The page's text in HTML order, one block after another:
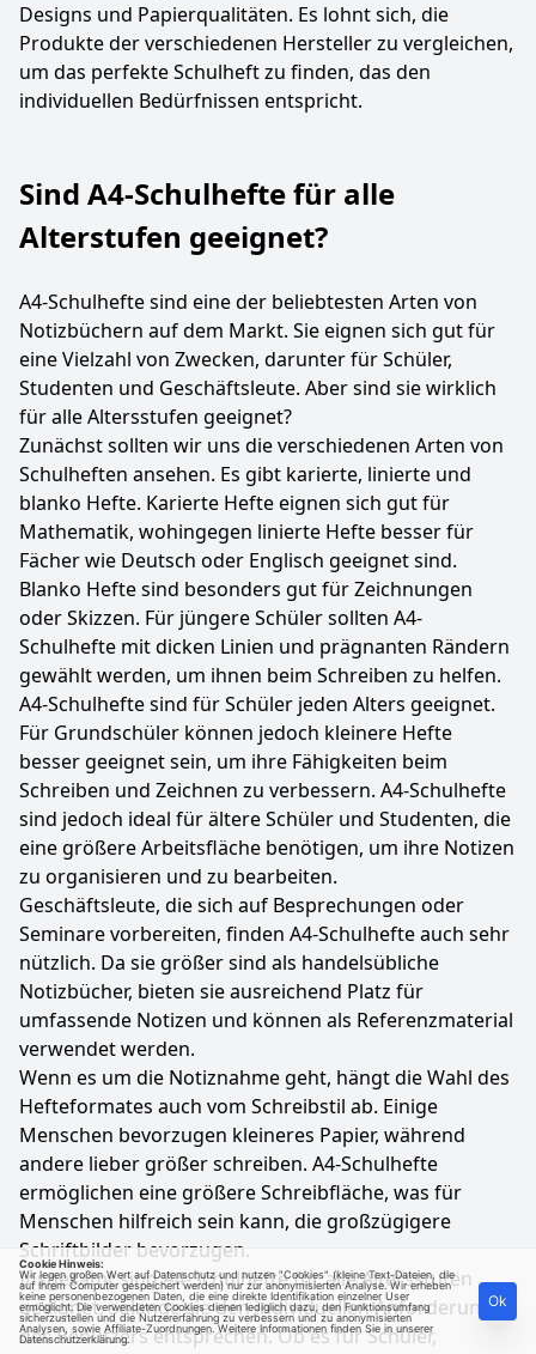
Designs und Papierqualitäten. Es lohnt sich, die
Produkte der verschiedenen Hersteller zu vergleichen,
um das perfekte Schulheft zu finden, das den
individuellen Bedürfnissen entspricht.
Sind A4-Schulhefte für alle
Alterstufen geeignet?
A4-Schulhefte sind eine der beliebtesten Arten von
Notizbüchern auf dem Markt. Sie eignen sich gut für
eine Vielzahl von Zwecken, darunter für Schüler,
Studenten und Geschäftsleute. Aber sind sie wirklich
für alle Altersstufen geeignet?
Zunächst sollten wir uns die verschiedenen Arten von
Schulheften ansehen. Es gibt karierte, linierte und
blanko Hefte. Karierte Hefte eignen sich gut für
Mathematik, wohingegen linierte Hefte besser für
Fächer wie Deutsch oder Englisch geeignet sind.
Blanko Hefte sind besonders gut für Zeichnungen
oder Skizzen. Für jüngere Schüler sollten A4-
Schulhefte mit dicken Linien und prägnanten Rändern
gewählt werden, um ihnen beim Schreiben zu helfen.
A4-Schulhefte sind für Schüler jeden Alters geeignet.
Für Grundschüler können jedoch kleinere Hefte
besser geeignet sein, um ihre Fähigkeiten beim
Schreiben und Zeichnen zu verbessern. A4-Schulhefte
sind jedoch ideal für ältere Schüler und Studenten, die
eine größere Arbeitsfläche benötigen, um ihre Notizen
zu organisieren und zu bearbeiten.
Geschäftsleute, die sich auf Besprechungen oder
Seminare vorbereiten, finden A4-Schulhefte auch sehr
nützlich. Da sie größer sind als handelsübliche
Notizbücher, bieten sie ausreichend Platz für
umfassende Notizen und können als Referenzmaterial
verwendet werden.
Wenn es um die Notiznahme geht, hängt die Wahl des
Hefteformates auch vom Schreibstil ab. Einige
Menschen bevorzugen kleineres Papier, während
andere lieber größer schreiben. A4-Schulhefte
ermöglichen eine größere Schreibfläche, was für
Menschen hilfreich sein kann, die großzügigere
Schriftbilder bevorzugen.
Insgesamt sind A4-Schulhefte für alle Altersstufen
geeignet, solange sie den individuellen Anforderungen
des Benutzers entsprechen. Ob es für Schüler,
Cookie Hinweis:
Wir legen großen Wert auf Datenschutz und nutzen "Cookies" (kleine Text-Dateien, die
auf Ihrem Computer gespeichert werden) nur zur anonymisierten Analyse. Wir erheben
keine personenbezogenen Daten, die eine direkte Identifikation einzelner User
ermöglicht. Die verwendeten Cookies dienen lediglich dazu, den Funktionsumfang
sicherzustellen und die Nutzererfahrung zu verbessern und zu anonymisierten
Analysen, sowie Affiliate-Zuordnungen. Weitere Informationen finden Sie in unserer
Datenschutzerklärung.
Ok